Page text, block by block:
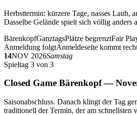
Herbsttermin: kürzere Tage, nasses Laub,
Dasselbe Gelände spielt sich völlig anders
BärenkopfGanztagsPlätze begrenztFair
Anmeldung folgtAnmeldeseite kommt
14NOV 2026Samstag
Spieltag 3 von 3
Closed Game Bärenkopf —
Saisonabschluss. Danach klingt der Tag
traditionell der Termin, der am schnellsten